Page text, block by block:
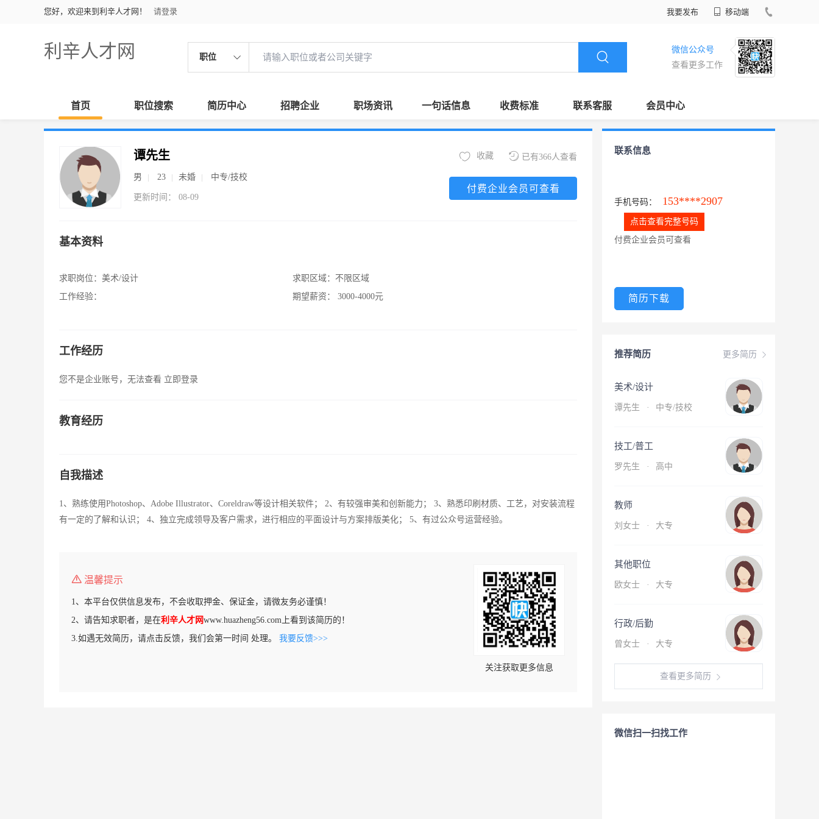
您好，欢迎来到利辛人才网！ 请登录 我要发布 移动端
利辛人才网 职位
微信公众号
查看更多工作
首页 职位搜索 简历中心 招聘企业 职场资讯 一句话信息 收费标准 联系客服 会员中心
谭先生
男 23 未婚 中专/技校
更新时间： 08-09
已有366人查看
收藏
付费企业会员可查看
基本资料
求职岗位： 美术/设计
工作经验：
求职区域： 不限区域
期望薪资：
3000-4000元
工作经历
您不是企业账号，无法查看 立即登录
教育经历
自我描述
1、熟练使用Photoshop、Adobe Illustrator、Coreldraw等设计相关软件； 2、有较强审美和创新能力； 3、熟悉印刷材质、工艺，对安装流程
有一定的了解和认识； 4、独立完成领导及客户需求，进行相应的平面设计与方案排版美化； 5、有过公众号运营经验。
温馨提示
1、本平台仅供信息发布，不会收取押金、保证金，请微友务必谨慎！
2、请告知求职者，是在利辛人才网www.huazheng56.com上看到该简历的！
3.如遇无效简历，请点击反馈，我们会第一时间 处理。 我要反馈>>>
关注获取更多信息
联系信息
手机号码： 153****2907
点击查看完整号码
付费企业会员可查看
简历下载
更多简历
推荐简历
美术/设计
谭先生 · 中专/技校
技工/普工
罗先生 · 高中
教师
刘女士 · 大专
其他职位
欧女士 · 大专
行政/后勤
曾女士 · 大专
查看更多简历
微信扫一扫找工作